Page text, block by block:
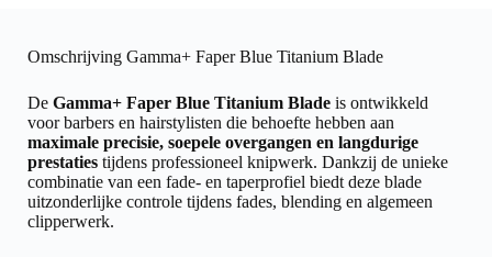
Omschrijving Gamma+ Faper Blue Titanium Blade
De Gamma+ Faper Blue Titanium Blade is ontwikkeld
voor barbers en hairstylisten die behoefte hebben aan
maximale precisie, soepele overgangen en langdurige
prestaties tijdens professioneel knipwerk. Dankzij de unieke
combinatie van een fade- en taperprofiel biedt deze blade
uitzonderlijke controle tijdens fades, blending en algemeen
clipperwerk.